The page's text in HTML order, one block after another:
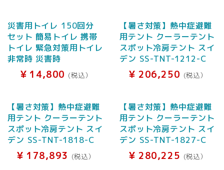
災害用トイレ 150回分
セット 簡易トイレ 携帯
トイレ 緊急対策用トイレ
非常時 災害時
¥ 14,800 (税込）
【暑さ対策】熱中症避難
用テント クーラーテント
スポット冷房テント スイ
デン SS-TNT-1212-C
¥ 206,250 (税込）
【暑さ対策】熱中症避難
用テント クーラーテント
スポット冷房テント スイ
デン SS-TNT-1818-C
¥ 178,893 (税込）
【暑さ対策】熱中症避難
用テント クーラーテント
スポット冷房テント スイ
デン SS-TNT-1827-C
¥ 280,225 (税込）